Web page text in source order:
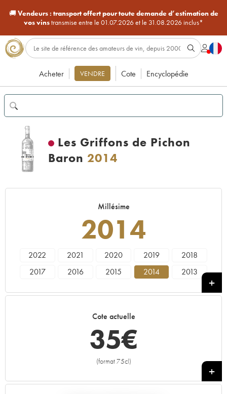
🚚Vendeurs : transport offert pour toute demande d’estimation de
vos vinstransmise entre le 01.07.2026 et le 31.08.2026 inclus*
Acheter VENDRE Cote Encyclopédie
Les Griffons de Pichon
Baron 2014
Millésime
2014
2022 2021 2020 2019
2018
2017
2016 2015 2014
2013
Cote actuelle
35€
(format 75cl)
+